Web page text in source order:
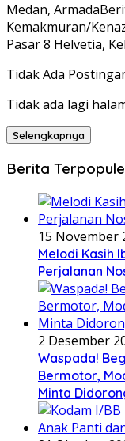
Medan,
Kemakmuran/
Pasar 8 Helvetia,
Tidak Ada
Tidak ada lagi
Selengkapnya
Berita
15 November
Melodi Kasih
Perjalanan
2 Desember
Waspada!
Bermotor,
Minta